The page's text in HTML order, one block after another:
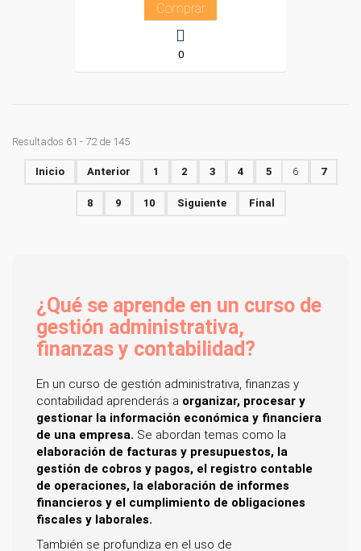
Comprar
0
Resultados 61 - 72 de 145
Inicio Anterior 1 2 3 4 5 6 7
8 9 10 Siguiente Final
¿Qué se aprende en un curso de
gestión administrativa,
finanzas y contabilidad?
En un curso de gestión administrativa, finanzas y
contabilidad aprenderás a organizar, procesar y
gestionar la información económica y financiera
de una empresa. Se abordan temas como la
elaboración de facturas y presupuestos, la
gestión de cobros y pagos, el registro contable
de operaciones, la elaboración de informes
financieros y el cumplimiento de obligaciones
fiscales y laborales.
También se profundiza en el uso de